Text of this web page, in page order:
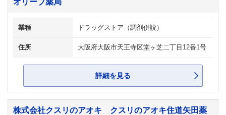
業種 ドラッグストア（調剤併設）
住所 大阪府大阪市天王寺区堂ヶ芝二丁目12番1号
詳細を見る
株式会社クスリのアオキ クスリのアオキ住道矢田薬